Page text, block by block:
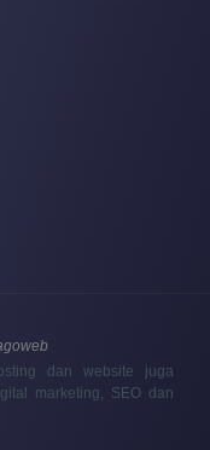
dan website juga
marketing, SEO dan